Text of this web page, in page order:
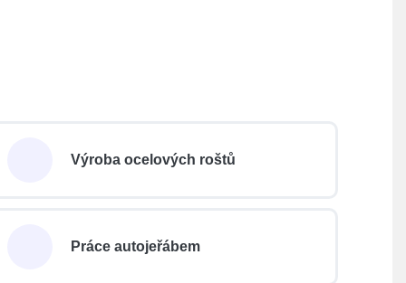
Výroba ocelových roštů
Práce autojeřábem